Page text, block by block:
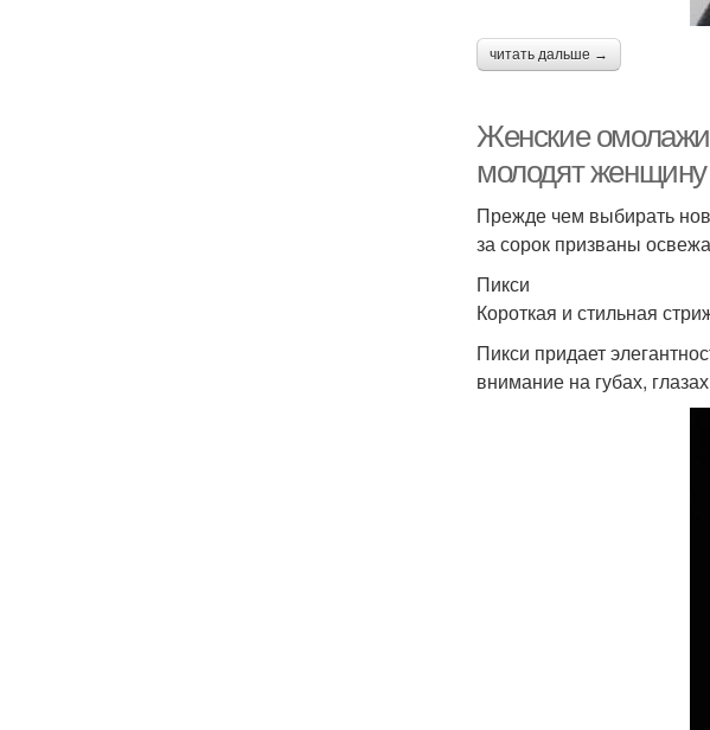
читать дальше →
Женские
молодят женщину
Прежде чем выбирать
за сорок призваны
Пикси
Короткая и стильная
Пикси придает
внимание на губах,